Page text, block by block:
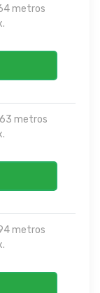
metros
metros
metros